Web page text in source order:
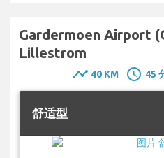
Gardermoen Airport
Lillestrom
timeline 40 KM schedule 45
舒适型